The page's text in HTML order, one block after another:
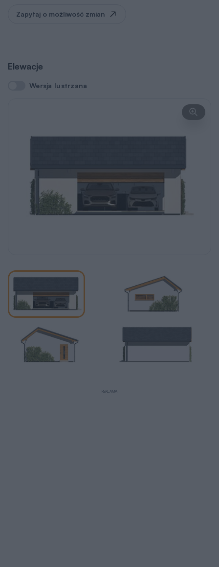
Zapytaj o możliwość zmian
Elewacje
Wersja lustrzana
Wersja lustrzana
REKLAMA